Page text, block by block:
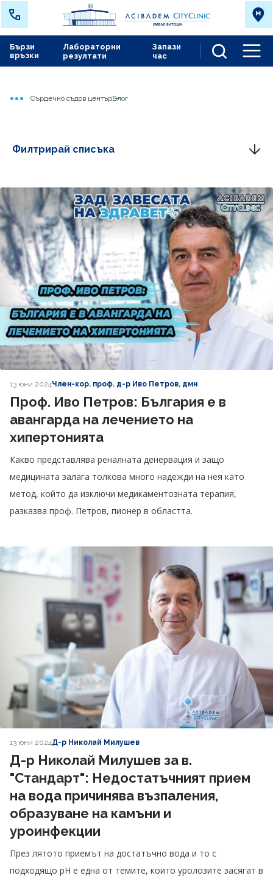
Лабораторни
резултати
Запази
час
Бързи
връзки
Начало
Сърдечно съдов центърБлог
Филтрирай списъка
13 юни 2024Член-кор. проф. д-р Иво Петров, дмн
Проф. Иво Петров: България е в
авангарда на лечението на
хипертонията
Какво представлява реналната денервация и защо
медицината залага толкова много надежди на нея като
метод, който да изключи медикаментозната терапия,
разказва проф. Петров, пионер в областта.
13 юни 2024Д-р Николай Милушев
Д-р Николай Милушев за в.
"Стандарт": Недостатъчният прием
на вода причинява възпаления,
образуване на камъни и
уроинфекции
През лятото приемът на достатъчно вода и то с
подходящо pH е една от темите, които уролозите засягат в